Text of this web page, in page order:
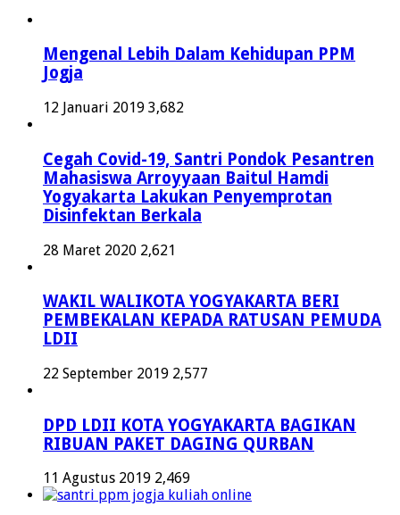
Mengenal Lebih Dalam Kehidupan PPM
Jogja
12 Januari 2019 3,682
Cegah Covid-19, Santri Pondok Pesantren
Mahasiswa Arroyyaan Baitul Hamdi
Yogyakarta Lakukan Penyemprotan
Disinfektan Berkala
28 Maret 2020 2,621
WAKIL WALIKOTA YOGYAKARTA BERI
PEMBEKALAN KEPADA RATUSAN PEMUDA
LDII
22 September 2019 2,577
DPD LDII KOTA YOGYAKARTA BAGIKAN
RIBUAN PAKET DAGING QURBAN
11 Agustus 2019 2,469